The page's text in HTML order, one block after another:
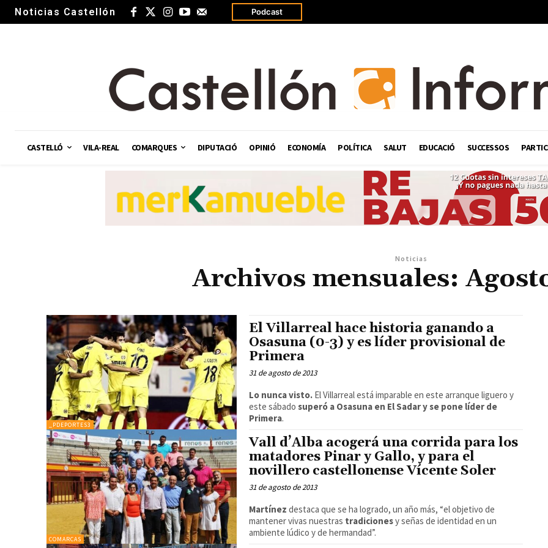
Noticias Castellón Podcast
CASTELLÓ VILA-REAL COMARQUES DIPUTACIÓ OPINIÓ ECONOMÍA POLÍTICA SALUT EDUCACIÓ SUCCESSOS
Noticias
Archivos mensuales:
_PDEPORTES3
El Villarreal hace historia ganando a
Osasuna (0-3) y es líder provisional de
Primera
31 de agosto de 2013
Lo nunca visto. El Villarreal está imparable en este arranque liguero y
este sábadosuperó a Osasuna en El Sadar y se pone líder de
Primera.
COMARCAS
Vall d’Alba acogerá una corrida para los
matadores Pinar y Gallo, y para el
novillero castellonense Vícente Soler
31 de agosto de 2013
Martínezdestaca que se ha logrado, un año más, “el objetivo de
mantener vivas nuestras tradicionesy señas de identidad en un
ambiente lúdico y de hermandad”.